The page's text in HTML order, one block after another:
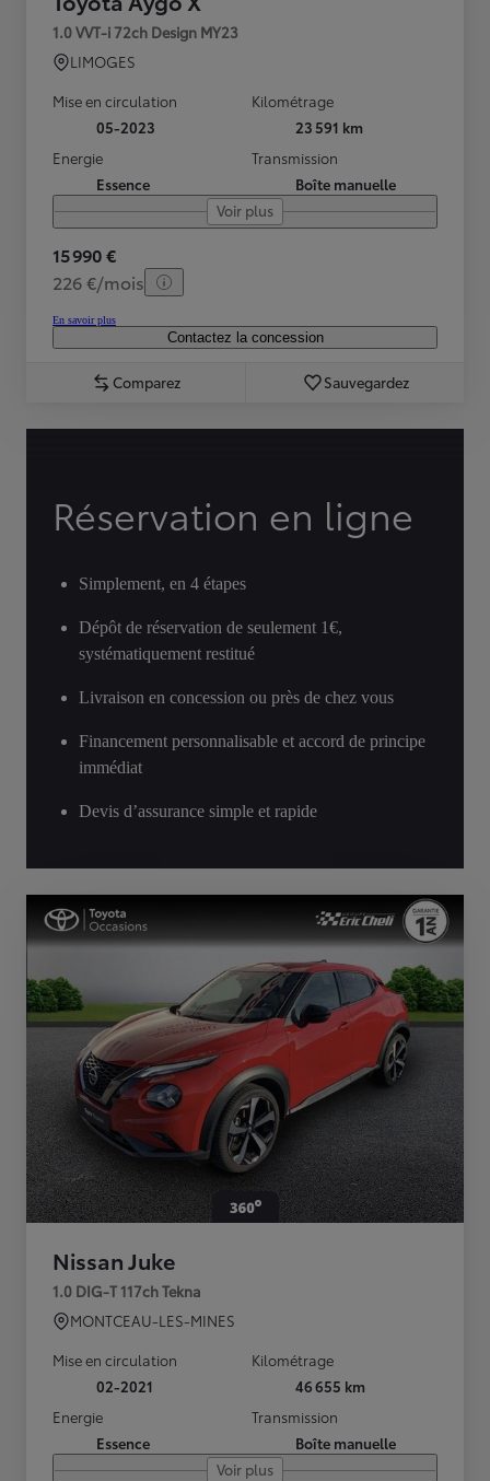
1.0 VVT-i 72ch Design MY23
LIMOGES
Mise en circulation
05-2023
Kilométrage
23 591 km
Energie
Essence
Transmission
Boîte manuelle
Voir plus
15 990 €
226 €/mois
En savoir plus
Contactez la concession
Comparez Sauvegardez
Réservation en ligne
Simplement, en 4 étapes
Dépôt de réservation de seulement 1€,
systématiquement restitué
Livraison en concession ou près de chez vous
Financement personnalisable et accord de principe
immédiat
Devis d’assurance simple et rapide
Nissan Juke
1.0 DIG-T 117ch Tekna
MONTCEAU-LES-MINES
Mise en circulation
02-2021
Kilométrage
46 655 km
Energie
Essence
Transmission
Boîte manuelle
Voir plus